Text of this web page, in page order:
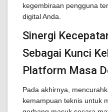
kegembiraan pengguna
digital Anda.
Sinergi
Sebagai Kunci
Platform Masa
Pada akhirnya,
kemampuan teknis untuk